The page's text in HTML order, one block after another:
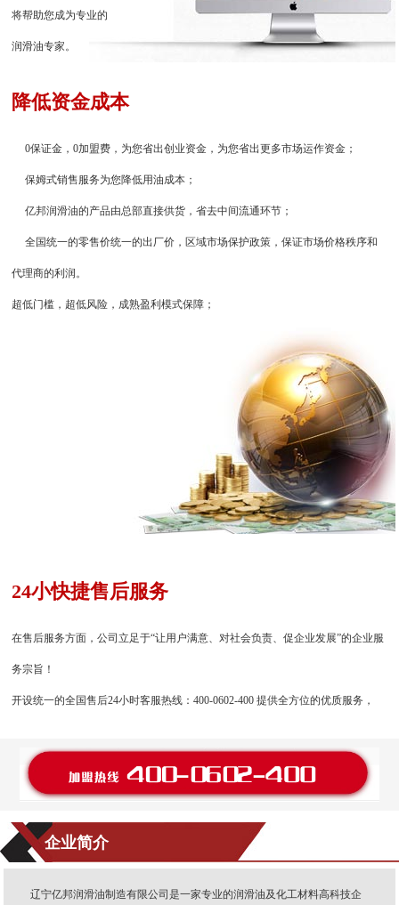
将帮助您成为专业的
润滑油专家。
降低资金成本
0保证金，0加盟费，为您省出创业资金，为您省出更多市场运作资金；
保姆式销售服务为您降低用油成本；
亿邦润滑油的产品由总部直接供货，省去中间流通环节；
全国统一的零售价统一的出厂价，区域市场保护政策，保证市场价格秩序和
代理商的利润。
超低门槛，超低风险，成熟盈利模式保障；
24小快捷售后服务
在售后服务方面，公司立足于“让用户满意、对社会负责、促企业发展”的企业服
务宗旨！
开设统一的全国售后24小时客服热线：400-0602-400 提供全方位的优质服务，
企业简介
辽宁亿邦润滑油制造有限公司是一家专业的润滑油及化工材料高科技企